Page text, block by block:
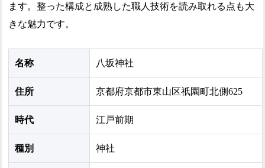
ます。整った構成と成熟した職人技術を読み取れる点も大
きな魅力です。
名称 八坂神社
住所 京都府京都市東山区祇園町北側625
時代 江戸前期
種別 神社